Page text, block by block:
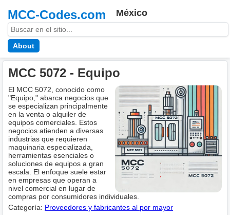
MCC-Codes.com México
About
MCC 5072 - Equipo
El MCC 5072, conocido como
"Equipo," abarca negocios que
se especializan principalmente
en la venta o alquiler de
equipos comerciales. Estos
negocios atienden a diversas
industrias que requieren
maquinaria especializada,
herramientas esenciales o
soluciones de equipos a gran
escala. El enfoque suele estar
en empresas que operan a
nivel comercial en lugar de
compras por consumidores individuales.
Categoría: Proveedores y fabricantes al por mayor